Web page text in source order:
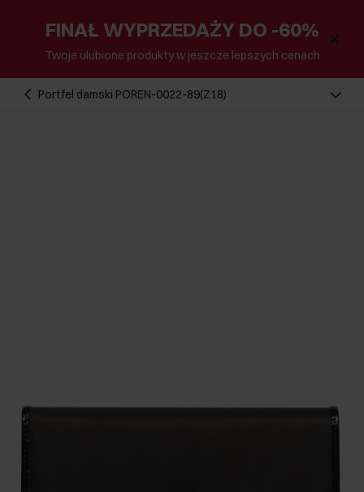
FINAŁ WYPRZEDAŻY DO -60%
Twoje ulubione produkty w jeszcze lepszych cenach
Portfel damski POREN-0022-89(Z18)